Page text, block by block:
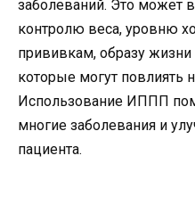
заболеваний. Это может
контролю веса, уровню
прививкам, образу
которые могут повлиять
Использование ИППП
многие заболевания и
пациента.